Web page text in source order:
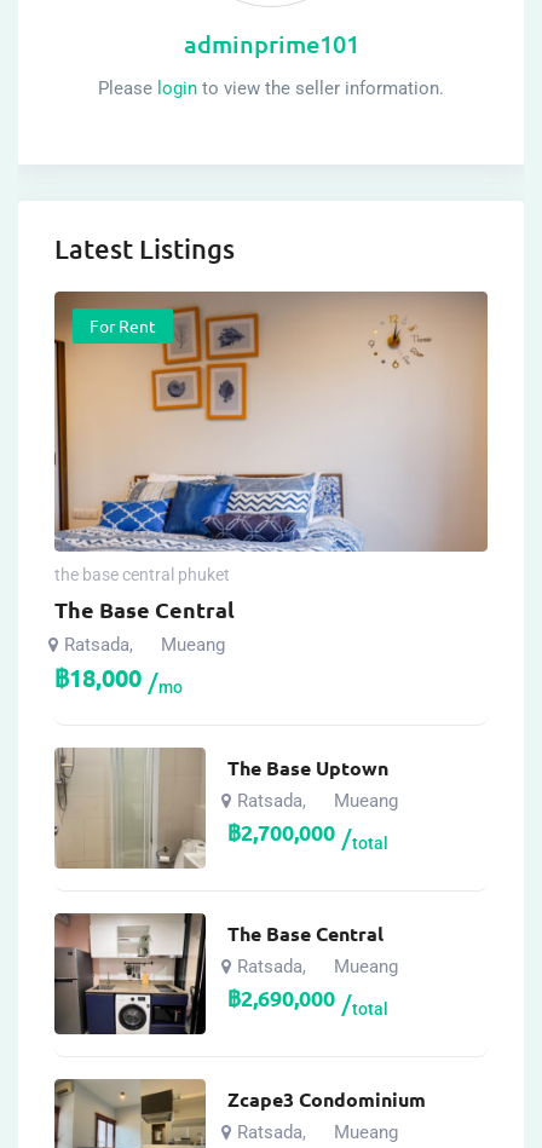
adminprime101
Please login to view the seller information.
Latest Listings
For Rent
the base central phuket
The Base Central
Ratsada, Mueang
฿18,000 mo
The Base Uptown
Ratsada, Mueang
฿2,700,000 total
The Base Central
Ratsada, Mueang
฿2,690,000 total
Zcape3 Condominium
Ratsada, Mueang